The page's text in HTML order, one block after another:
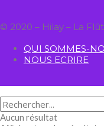
© 2020 – Hilay – La
QUI SOMMES-
NOUS ECRIRE
Aucun résultat